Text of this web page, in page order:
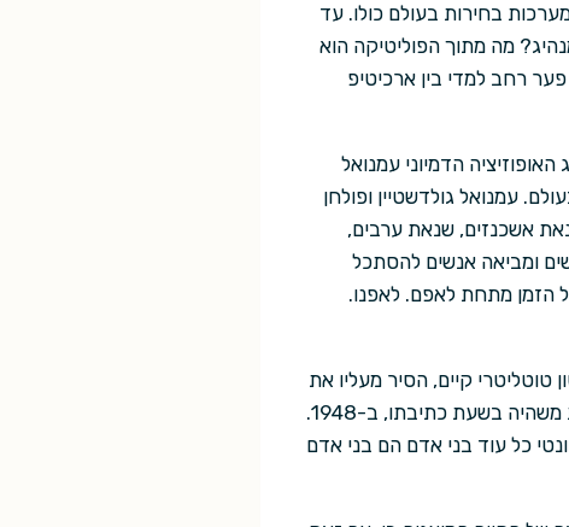
בחירות בעולם כולו. עד
מה מתוך הפוליטיקה הוא
רחב למדי בין ארכיטיפ
הדמיוני עמנואל
עמנואל גולדשטיין ופולחן
אשכנזים, שנאת ערבים,
ומביאה אנשים להסתכל
הזמן מתחת לאפם. לאפנו.
קיים, הסיר מעליו את
העמדות הפנים ויצר כך מסר מנותק מזמן וממציאות ספציפיים. בשל כך ספרו תקף כיום לא פחות משהיה בשעת כתיבתו, ב-1948.
כל עוד בני אדם הם בני אדם